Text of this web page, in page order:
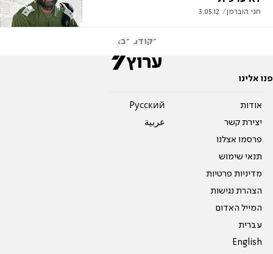
חגי הוברמן 3.05.12
הקודם הבא
פנו אלינו
אודות
יצירת קשר
פרסמו אצלנו
תנאי שימוש
מדיניות פרטיות
הצהרת נגישות
המייל האדום
עברית
English
Pусский
عربية